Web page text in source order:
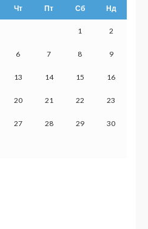
Чт Пт Сб Нд
1 2
6 7 8 9
13 14 15 16
20 21 22 23
27 28 29 30